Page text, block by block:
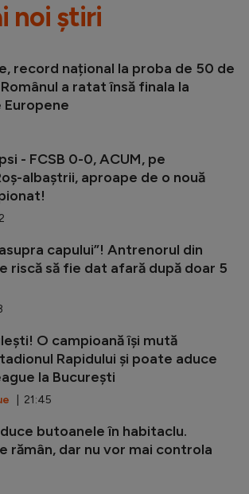
noi știri
record național la proba de 50 de
a ratat însă finala la
- FCSB 0-0, ACUM, pe
albaștrii, aproape de o nouă
capului”! Antrenorul din
riscă să fie dat afară după doar 5
O campioană își mută
Rapidului și poate aduce
la București
| 21:45
butoanele în habitaclu.
rămân, dar nu vor mai controla